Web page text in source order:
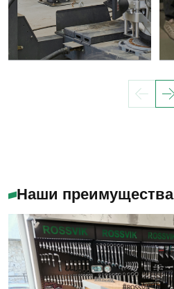
Наши преимущества